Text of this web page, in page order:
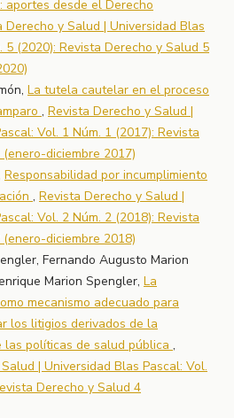
aportes desde el Derecho
Derecho y Salud | Universidad Blas
5 (2020): Revista Derecho y Salud 5
La tutela cautelar en el proceso
, Revista Derecho y Salud |
Vol. 1 Núm. 1 (2017): Revista
diciembre 2017)
Responsabilidad por incumplimiento
, Revista Derecho y Salud |
Vol. 2 Núm. 2 (2018): Revista
diciembre 2018)
Fernando Augusto Marion
Marion Spengler, La
mecanismo adecuado para
los litigios derivados de la
las políticas de salud pública ,
| Universidad Blas Pascal: Vol.
Derecho y Salud 4